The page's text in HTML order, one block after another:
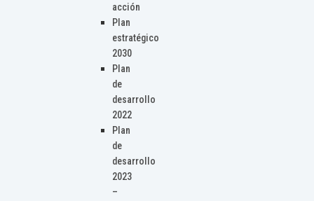
acción
Plan
estratégico
2030
Plan
de
desarrollo
2022
Plan
de
desarrollo
2023
–